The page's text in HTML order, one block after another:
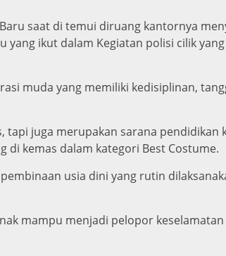
saat di temui diruang kantornya
yang ikut dalam Kegiatan polisi cilik
muda yang memiliki kedisiplinan,
tapi juga merupakan sarana
di kemas dalam kategori Best Costume.
usia dini yang rutin
mampu menjadi pelopor